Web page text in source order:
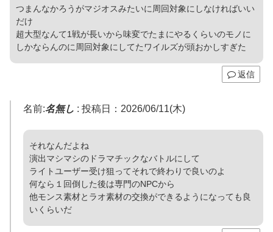
つまんなかろうがマジオスみたいに周回対象にしなければいい
だけ
超大型なんて1戦が長いから味変でたまにやるくらいのモノに
しかならんのに周回対象にしてたワイルズが頭おかしすぎた
返信
名前:名無し : 投稿日：2026/06/11(木)
それなんだよね
演出マシマシのドラマチックなバトルにして
ライトユーザー受け狙ってそれで終わりで良いのよ
何なら１回倒した後は専門のNPCから
他モンス素材とラオ素材の交換ができるようになっても良
いくらいだ